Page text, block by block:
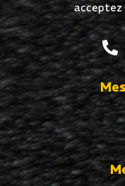
acceptez